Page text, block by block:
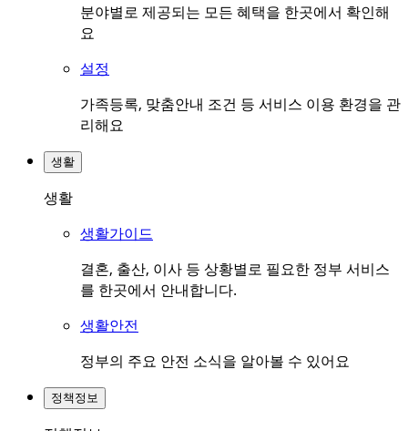
분야별로 제공되는 모든 혜택을 한곳에서 확인해
요
설정
가족등록, 맞춤안내 조건 등 서비스 이용 환경을 관
리해요
생활
생활
생활가이드
결혼, 출산, 이사 등 상황별로 필요한 정부 서비스
를 한곳에서 안내합니다.
생활안전
정부의 주요 안전 소식을 알아볼 수 있어요
정책정보